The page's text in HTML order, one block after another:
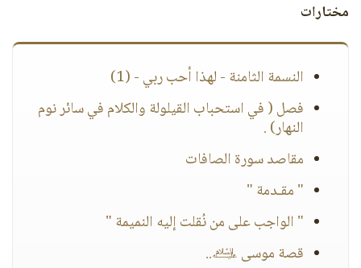
مختارات
النسمة الثامنة - لهذا أحب ربي - (1)
فصل ( في استحباب القيلولة والكلام في سائر نوم
النهار) .
مقاصد سورة الصافات
" مقـدمة "
" الواجب على من نُقلت إليه النميمة "
قصة موسى ﵇..